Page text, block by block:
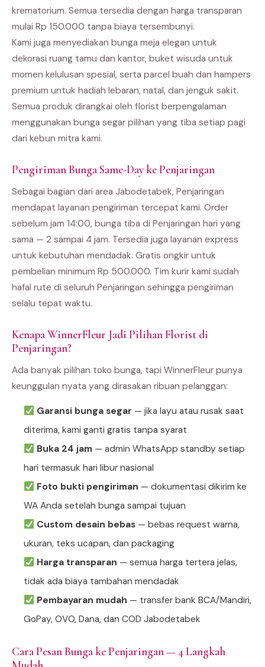
krematorium. Semua tersedia dengan harga transparan
mulai Rp 150.000 tanpa biaya tersembunyi.
Kami juga menyediakan bunga meja elegan untuk
dekorasi ruang tamu dan kantor, buket wisuda untuk
momen kelulusan spesial, serta parcel buah dan hampers
premium untuk hadiah lebaran, natal, dan jenguk sakit.
Semua produk dirangkai oleh florist berpengalaman
menggunakan bunga segar pilihan yang tiba setiap pagi
dari kebun mitra kami.
Pengiriman Bunga Same-Day ke Penjaringan
Sebagai bagian dari area Jabodetabek, Penjaringan
mendapat layanan pengiriman tercepat kami. Order
sebelum jam 14:00, bunga tiba di Penjaringan hari yang
sama — 2 sampai 4 jam. Tersedia juga layanan express
untuk kebutuhan mendadak. Gratis ongkir untuk
pembelian minimum Rp 500.000. Tim kurir kami sudah
hafal rute di seluruh Penjaringan sehingga pengiriman
selalu tepat waktu.
Kenapa WinnerFleur Jadi Pilihan Florist di
Penjaringan?
Ada banyak pilihan toko bunga, tapi WinnerFleur punya
keunggulan nyata yang dirasakan ribuan pelanggan:
Garansi bunga segar — jika layu atau rusak saat
diterima, kami ganti gratis tanpa syarat
Buka 24 jam— admin WhatsApp standby setiap
hari termasuk hari libur nasional
Foto bukti pengiriman — dokumentasi dikirim ke
WA Anda setelah bunga sampai tujuan
Custom desain bebas— bebas request warna,
ukuran, teks ucapan, dan packaging
Harga transparan — semua harga tertera jelas,
tidak ada biaya tambahan mendadak
Pembayaran mudah — transfer bank BCA/Mandiri,
GoPay, OVO, Dana, dan COD Jabodetabek
Cara Pesan Bunga ke Penjaringan — 4 Langkah